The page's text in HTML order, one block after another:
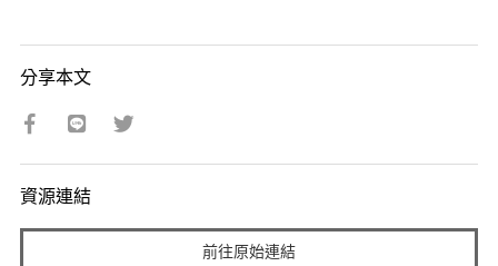
分享本文
資源連結
前往原始連結